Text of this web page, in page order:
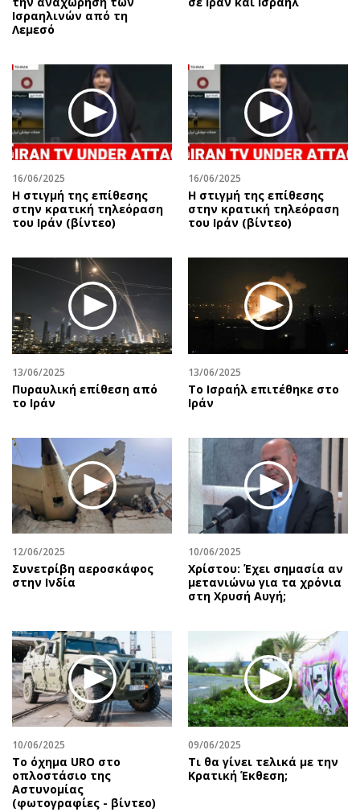
Ισραηλινών από τη
Λεμεσό
16/06/2025
Η στιγμή της επίθεσης
στην κρατική τηλεόραση
του Ιράν (βίντεο)
16/06/2025
Η στιγμή της επίθεσης
στην κρατική τηλεόραση
του Ιράν (βίντεο)
13/06/2025
Πυραυλική επίθεση από
το Ιράν
13/06/2025
To Ισραήλ επιτέθηκε στο
Ιράν
12/06/2025
Συνετρίβη αεροσκάφος
στην Ινδία
10/06/2025
Χρίστου: Έχει σημασία αν
μετανιώνω για τα χρόνια
στη Χρυσή Αυγή;
10/06/2025
Το όχημα URO στο
οπλοστάσιο της
Αστυνομίας
(φωτογραφίες - βίντεο)
09/06/2025
Τι θα γίνει τελικά με την
Κρατική Έκθεση;